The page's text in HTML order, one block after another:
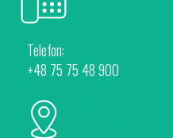
Piechowice
Rokytnice nad Jizerou
Telefon:
+48 75 75 48 900